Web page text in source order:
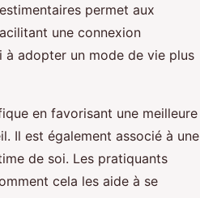
permet aux
une connexion
à adopter un mode de vie plus
en favorisant une meilleure
Il est également associé à une
de soi. Les pratiquants
cela les aide à se